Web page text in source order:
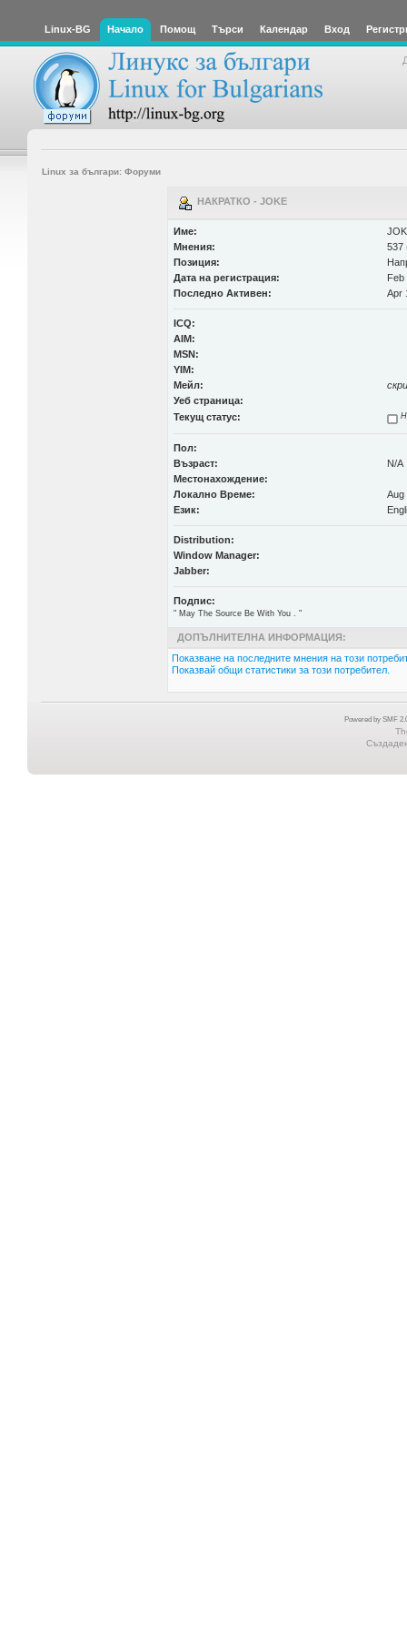
Linux-BG Начало Помощ Търси Календар Вход
Linux за българи: Форуми
НАКРАТКО - JOKE
Име:
Мнения:
537
Позиция:
Дата на регистрация:
Feb
Последно Активен:
Apr
ICQ:
AIM:
MSN:
YIM:
Мейл:
Уеб страница:
Текущ статус:
Пол:
Възраст:
N/A
Местонахождение:
Локално Време:
Aug
Език:
Distribution:
Window Manager:
Jabber:
Подпис:
" May The Source Be With You . "
ДОПЪЛНИТЕЛНА ИНФОРМАЦИЯ:
Показване на последните мнения на този
Показвай общи статистики за този потребител.
Powered by SMF